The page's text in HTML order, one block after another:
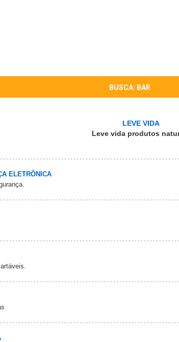
BUSCA: BAR
LEVE VIDA
Leve vida produtos
ELETRÔNICA